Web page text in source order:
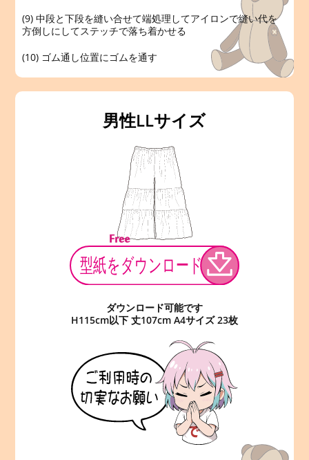
(9) 中段と下段を縫い合せて端処理してアイロンで縫い代を
方倒しにしてステッチで落ち着かせる
(10) ゴム通し位置にゴムを通す
男性LLサイズ
ダウンロード可能です
H115cm以下 丈107cm A4サイズ 23枚